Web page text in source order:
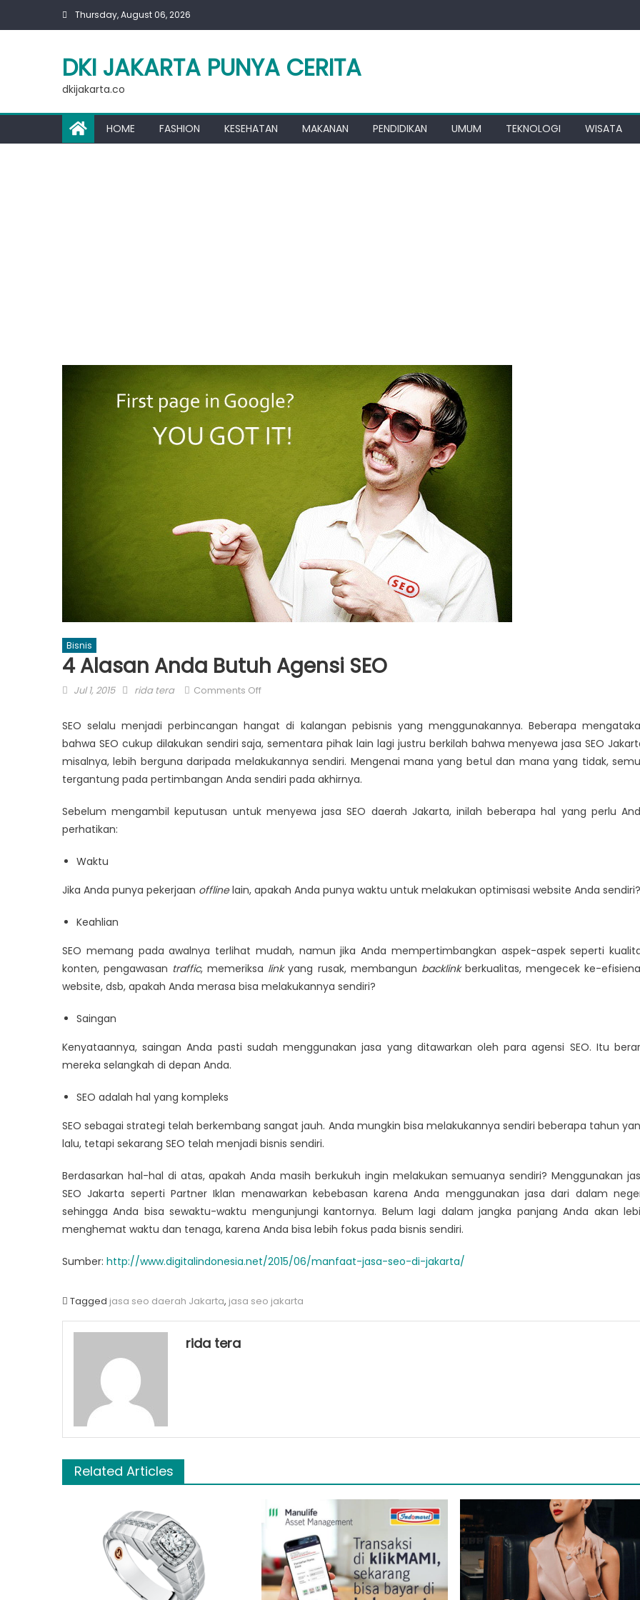
Thursday, August 06, 2026
DKI JAKARTA PUNYA CERITA
dkijakarta.co
HOME FASHION KESEHATAN MAKANAN PENDIDIKAN UMUM TEKNOLOGI WISATA
Bisnis
4 Alasan Anda Butuh Agensi SEO
Posted
Jul 1, 2015 Author
rida tera Comments Offon
Alasan
Anda
Butuh
SEO
SEO selalu menjadi perbincangan hangat di kalangan pebisnis yang menggunakannya. Beberapa
bahwa SEO cukup dilakukan sendiri saja, sementara pihak lain lagi justru berkilah bahwa menyewa jasa SEO
misalnya, lebih berguna daripada melakukannya sendiri. Mengenai mana yang betul dan mana yang tidak,
tergantung pada pertimbangan Anda sendiri pada akhirnya.
Sebelum mengambil keputusan untuk menyewa jasa SEO daerah Jakarta, inilah beberapa hal yang perlu
perhatikan:
Waktu
Jika Anda punya pekerjaan offlinelain, apakah Anda punya waktu untuk melakukan optimisasi website Anda sendiri?
Keahlian
SEO memang pada awalnya terlihat mudah, namun jika Anda mempertimbangkan aspek-aspek seperti
konten, pengawasan traffic, memeriksa linkyang rusak, membangun backlinkberkualitas, mengecek ke-
website, dsb, apakah Anda merasa bisa melakukannya sendiri?
Saingan
Kenyataannya, saingan Anda pasti sudah menggunakan jasa yang ditawarkan oleh para agensi SEO. Itu
mereka selangkah di depan Anda.
SEO adalah hal yang kompleks
SEO sebagai strategi telah berkembang sangat jauh. Anda mungkin bisa melakukannya sendiri beberapa tahun
lalu, tetapi sekarang SEO telah menjadi bisnis sendiri.
Berdasarkan hal-hal di atas, apakah Anda masih berkukuh ingin melakukan semuanya sendiri? Menggunakan
SEO Jakarta seperti Partner Iklan menawarkan kebebasan karena Anda menggunakan jasa dari dalam
sehingga Anda bisa sewaktu-waktu mengunjungi kantornya. Belum lagi dalam jangka panjang Anda akan
menghemat waktu dan tenaga, karena Anda bisa lebih fokus pada bisnis sendiri.
Sumber: http://www.digitalindonesia.net/2015/06/manfaat-jasa-seo-di-jakarta/
Tagged jasa seo daerah Jakarta, jasa seo jakarta
rida tera
Related Articles